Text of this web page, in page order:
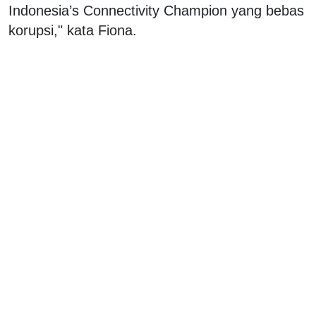
Indonesia’s Connectivity Champion yang bebas
korupsi," kata Fiona.